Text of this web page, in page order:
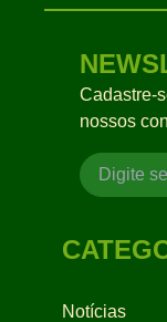
Cadastre-
nossos
Notícias